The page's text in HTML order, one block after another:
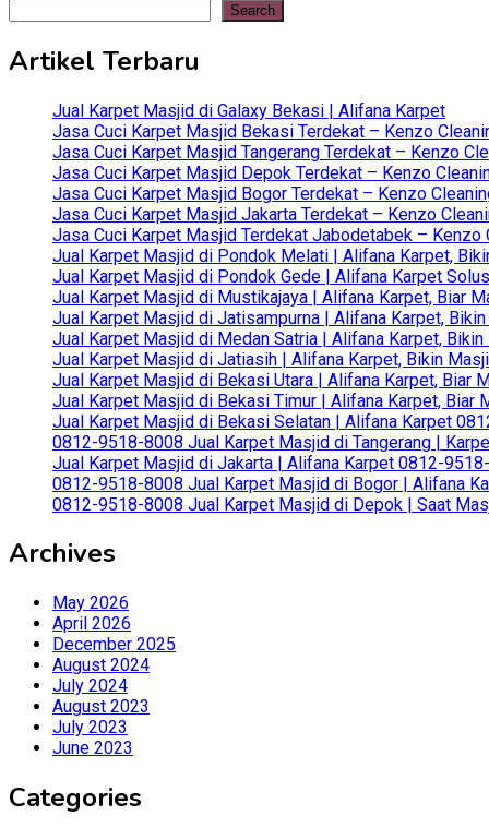
Search
Artikel Terbaru
Jual Karpet Masjid di Galaxy Bekasi | Alifana Karpet
Jasa Cuci Karpet Masjid Bekasi Terdekat – Kenzo
Jasa Cuci Karpet Masjid Tangerang Terdekat – Kenzo
Jasa Cuci Karpet Masjid Depok Terdekat – Kenzo
Jasa Cuci Karpet Masjid Bogor Terdekat – Kenzo
Jasa Cuci Karpet Masjid Jakarta Terdekat – Kenzo
Jasa Cuci Karpet Masjid Terdekat Jabodetabek –
Jual Karpet Masjid di Pondok Melati | Alifana Karpet,
Jual Karpet Masjid di Pondok Gede | Alifana Karpet
Jual Karpet Masjid di Mustikajaya | Alifana Karpet, Biar
Jual Karpet Masjid di Jatisampurna | Alifana Karpet,
Jual Karpet Masjid di Medan Satria | Alifana Karpet,
Jual Karpet Masjid di Jatiasih | Alifana Karpet, Bikin
Jual Karpet Masjid di Bekasi Utara | Alifana Karpet, Biar
Jual Karpet Masjid di Bekasi Timur | Alifana Karpet, Biar
Jual Karpet Masjid di Bekasi Selatan | Alifana Karpet
0812-9518-8008 Jual Karpet Masjid di Tangerang |
Jual Karpet Masjid di Jakarta | Alifana Karpet 0812-
0812-9518-8008 Jual Karpet Masjid di Bogor | Alifana
0812-9518-8008 Jual Karpet Masjid di Depok | Saat
Archives
May 2026
April 2026
December 2025
August 2024
July 2024
August 2023
July 2023
June 2023
Categories